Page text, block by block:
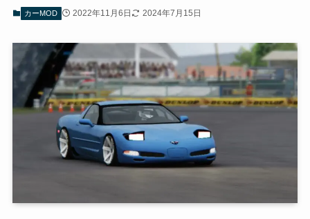
カーMOD 2022年11月6日 2024年7月15日